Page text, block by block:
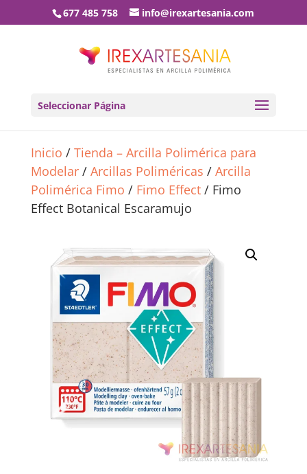
677 485 758 info@irexartesania.com
Seleccionar Página
Inicio / Tienda – Arcilla Polimérica para
Modelar/ Arcillas Poliméricas / Arcilla
Polimérica Fimo / Fimo Effect/ Fimo
Effect Botanical Escaramujo